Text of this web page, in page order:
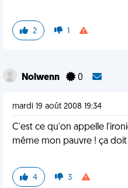
2 1
Nolwenn 0
mardi 19 août 2008 19:34
C'est ce qu'on appelle
même mon pauvre ! ça
4 3